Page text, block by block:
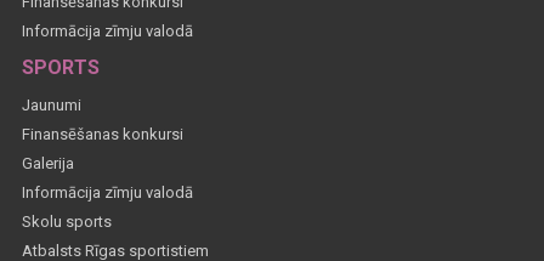
Informācija zīmju valodā
SPORTS
Jaunumi
Finansēšanas konkursi
Galerija
Informācija zīmju valodā
Skolu sports
Atbalsts Rīgas sportistiem